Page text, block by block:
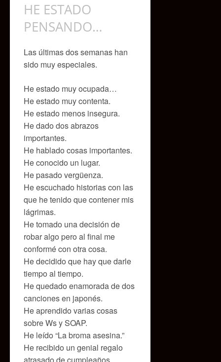
HE ESTADO
PENSANDO…
Las últimas dos semanas han
sido muy especiales.
He estado muy ocupada…
He estado muy contenta.
He estado menos insegura.
He dado dos abrazos
importantes.
He hablado cosas importantes.
He conocido un lugar.
He pasado vergüenza.
He escuchado historias con las
que he tenido que contener mis
lágrimas.
He tomado una decisión de
robar algo pero al final me
conformé con otra cosa.
He decidido que hay que darle
tiempo al tiempo.
He quedado enamorada de dos
canciones en japonés.
He aprendido varias cosas
sobre Ws y SOAP.
He leído “La broma asesina.”
He recibido un genial regalo
atrasado de cumpleaños.